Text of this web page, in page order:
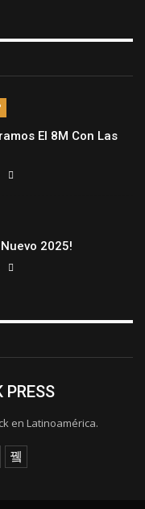
El 8M Con Las
2025!
en Latinoamérica.